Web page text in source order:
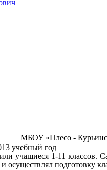
МБОУ «Плесо -
год
учащиеся 1-11
подготовку